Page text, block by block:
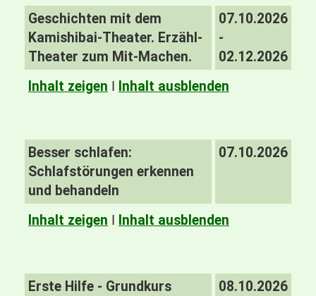
Geschichten mit dem
Kamishibai-Theater. Erzähl-
Theater zum Mit-Machen.
07.10.2026
-
02.12.2026
Inhalt zeigen I Inhalt ausblenden
Besser schlafen:
Schlafstörungen erkennen
und behandeln
07.10.2026
Inhalt zeigen I Inhalt ausblenden
Erste Hilfe - Grundkurs
08.10.2026